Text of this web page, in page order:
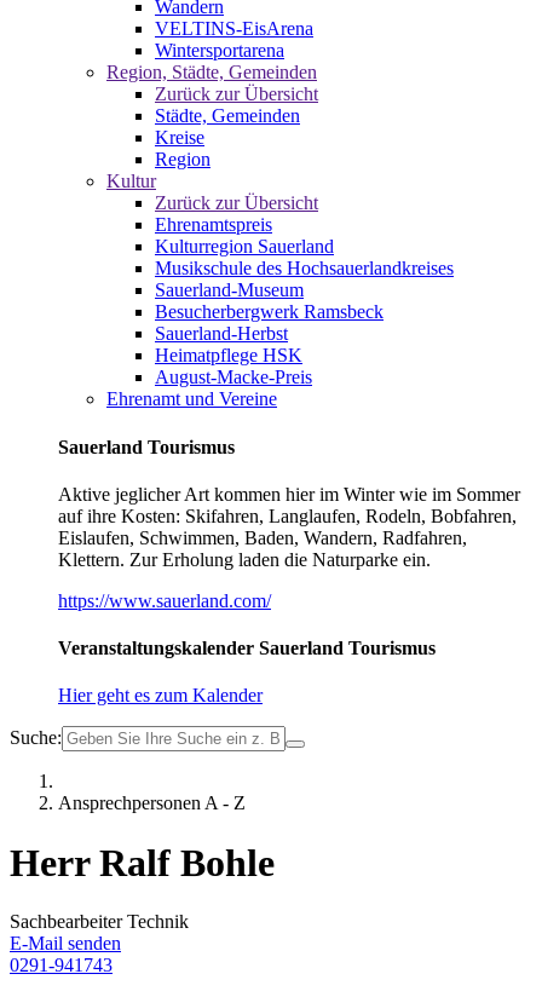
Wandern
VELTINS-EisArena
Wintersportarena
Region, Städte, Gemeinden
Zurück zur Übersicht
Städte, Gemeinden
Kreise
Region
Kultur
Zurück zur Übersicht
Ehrenamtspreis
Kulturregion Sauerland
Musikschule des Hochsauerlandkreises
Sauerland-Museum
Besucherbergwerk Ramsbeck
Sauerland-Herbst
Heimatpflege HSK
August-Macke-Preis
Ehrenamt und Vereine
Sauerland Tourismus
Aktive jeglicher Art kommen hier im Winter wie im Sommer
auf ihre Kosten: Skifahren, Langlaufen, Rodeln, Bobfahren,
Eislaufen, Schwimmen, Baden, Wandern, Radfahren,
Klettern. Zur Erholung laden die Naturparke ein.
https://www.sauerland.com/
Veranstaltungskalender Sauerland Tourismus
Hier geht es zum Kalender
Suche:
Ansprechpersonen A - Z
Herr Ralf Bohle
Sachbearbeiter Technik
E-Mail senden
0291-941743